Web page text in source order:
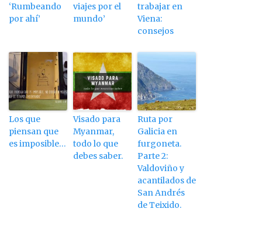
‘Rumbeando
por ahí’
viajes por el
mundo’
trabajar en
Viena:
consejos
Los que
piensan que
es imposible…
Visado para
Myanmar,
todo lo que
debes saber.
Ruta por
Galicia en
furgoneta.
Parte 2:
Valdoviño y
acantilados de
San Andrés
de Teixido.